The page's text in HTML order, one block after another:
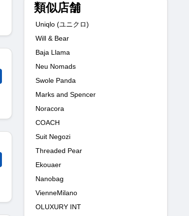
類似店舗
Uniqlo (ユニクロ)
Will & Bear
Baja Llama
Neu Nomads
Swole Panda
Marks and Spencer
Noracora
COACH
Suit Negozi
Threaded Pear
Ekouaer
Nanobag
VienneMilano
OLUXURY INT